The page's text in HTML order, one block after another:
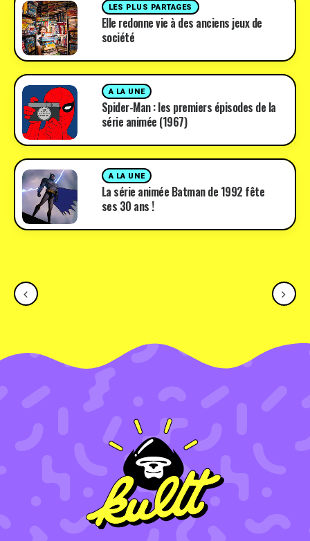
LES PLUS PARTAGES
Elle redonne vie à des anciens jeux de
société
A LA UNE
Spider-Man : les premiers épisodes de la
série animée (1967)
A LA UNE
La série animée Batman de 1992 fête
ses 30 ans !